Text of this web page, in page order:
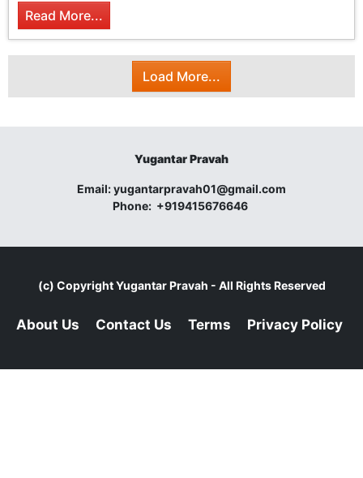
Read More...
Load More...
Yugantar Pravah
Email:yugantarpravah01@gmail.com
Phone: +919415676646
(c) CopyrightYugantar Pravah - All Rights Reserved
About Us Contact Us Terms Privacy Policy